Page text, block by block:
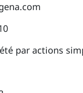
par actions